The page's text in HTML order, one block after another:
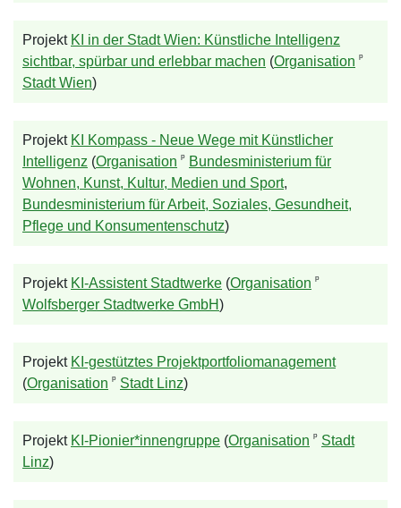
Projekt KI in der Stadt Wien: Künstliche Intelligenz
sichtbar, spürbar und erlebbar machen (Organisation ᵖ
Stadt Wien)
Projekt KI Kompass - Neue Wege mit Künstlicher
Intelligenz (Organisation ᵖ Bundesministerium für
Wohnen, Kunst, Kultur, Medien und Sport,
Bundesministerium für Arbeit, Soziales, Gesundheit,
Pflege und Konsumentenschutz)
Projekt KI-Assistent Stadtwerke (Organisation ᵖ
Wolfsberger Stadtwerke GmbH )
Projekt KI-gestütztes Projektportfoliomanagement
(Organisation ᵖ Stadt Linz)
Projekt KI-Pionier*innengruppe (Organisation ᵖ Stadt
Linz)